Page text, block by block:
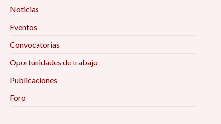
Noticias
Eventos
Convocatorias
Oportunidades de trabajo
Publicaciones
Foro